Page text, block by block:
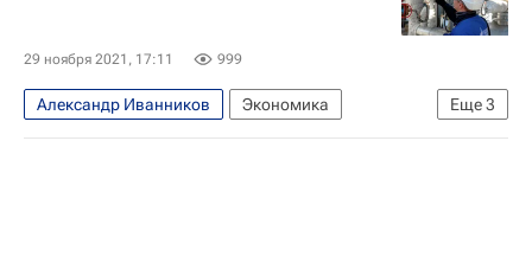
29 ноября 2021, 17:11 999
Еще3
Александр Иванников
Экономика
Газпром
Европа Россия